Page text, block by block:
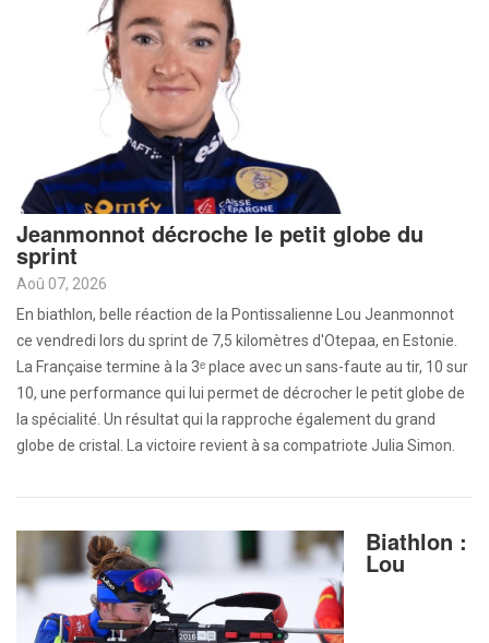
Jeanmonnot décroche le petit globe du
sprint
Aoû 07, 2026
En biathlon, belle réaction de la Pontissalienne Lou Jeanmonnot
ce vendredi lors du sprint de 7,5 kilomètres d'Otepaa, en Estonie.
La Française termine à la 3ᵉ place avec un sans-faute au tir, 10 sur
10, une performance qui lui permet de décrocher le petit globe de
la spécialité. Un résultat qui la rapproche également du grand
globe de cristal. La victoire revient à sa compatriote Julia Simon.
Biathlon :
Lou